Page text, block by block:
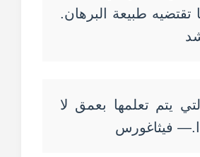
طبيعة البرهان.
يتم تعلمها بعمق لا
فيثاغورس